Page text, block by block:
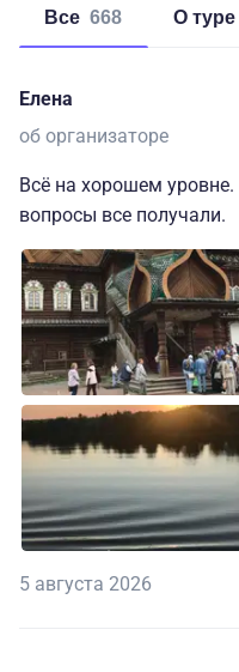
Все 668 о туре
Елена
об организаторе
Всё на хорошем
вопросы все получали.
5 августа 2026